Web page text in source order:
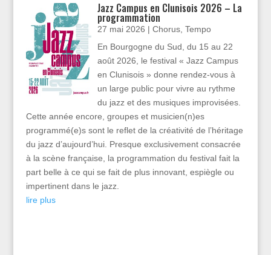
Jazz Campus en Clunisois 2026 – La
programmation
27 mai 2026 |Chorus ,Tempo
En Bourgogne du Sud, du 15 au 22
août 2026, le festival « Jazz Campus
en Clunisois » donne rendez-vous à
un large public pour vivre au rythme
du jazz et des musiques improvisées.
Cette année encore, groupes et musicien(n)es
programmé(e)s sont le reflet de la créativité de l’héritage
du jazz d’aujourd’hui. Presque exclusivement consacrée
à la scène française, la programmation du festival fait la
part belle à ce qui se fait de plus innovant, espiègle ou
impertinent dans le jazz.
lire plus